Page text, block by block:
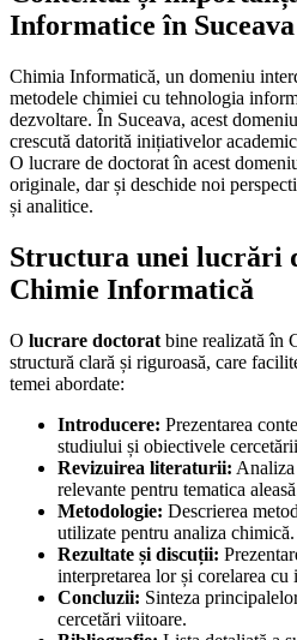
Informatice în Suceava
Chimia Informatică, un domeniu
metodele chimiei cu tehnologia
dezvoltare. În Suceava, acest
crescută datorită inițiativelor
O lucrare de doctorat în acest
originale, dar și deschide noi
și analitice.
Structura unei lucrări
Chimie Informatică
O lucrare doctorat bine realizată în
structură clară și riguroasă, care
temei abordate:
Introducere: Prezentarea
studiului și obiectivele
Revizuirea literaturii:
relevante pentru tematica
Metodologie: Descrierea
utilizate pentru analiza chimică.
Rezultate și discuții:
interpretarea lor și corelarea cu
Concluzii: Sinteza
cercetări viitoare.